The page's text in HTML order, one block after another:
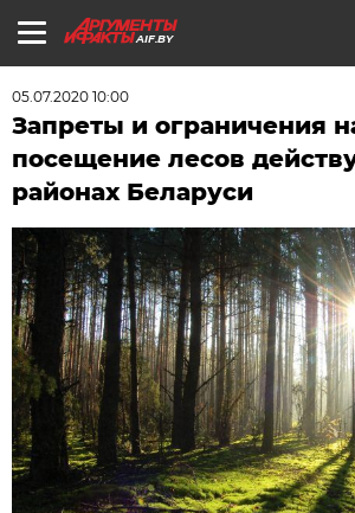
AIF.BY
05.07.2020 10:00
Запреты и ограничения
посещение лесов
районах Беларуси